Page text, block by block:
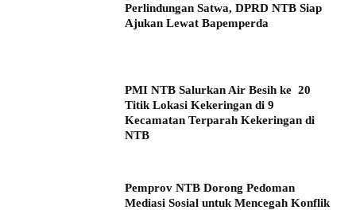
Perlindungan Satwa, DPRD NTB Siap
Ajukan Lewat Bapemperda
PMI NTB Salurkan Air Besih ke 20
Titik Lokasi Kekeringan di 9
Kecamatan Terparah Kekeringan di
NTB
Pemprov NTB Dorong Pedoman
Mediasi Sosial untuk Mencegah Konflik